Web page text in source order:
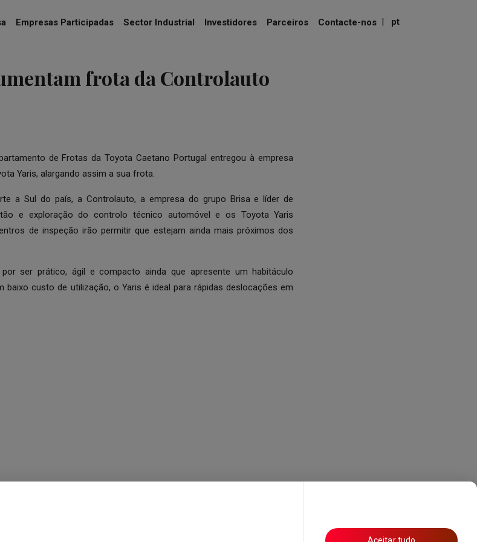
Empresas Participadas Sector Industrial Investidores Parceiros Contacte-nos | pt
frota da Controlauto
de Frotas da Toyota Caetano Portugal entregou à empresa
Yaris, alargando assim a sua frota.
a Sul do país, a Controlauto, a empresa do grupo Brisa e líder de
e exploração do controlo técnico automóvel e os Toyota Yaris
de inspeção irão permitir que estejam ainda mais próximos dos
ser prático, ágil e compacto ainda que apresente um habitáculo
baixo custo de utilização, o Yaris é ideal para rápidas deslocações em
Aceitar tudo